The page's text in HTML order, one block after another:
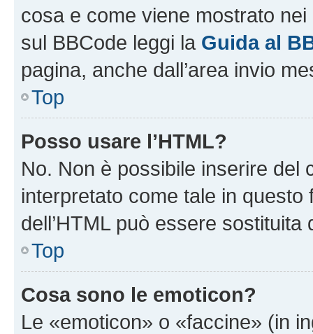
cosa e come viene mostrato
sul BBCode leggi la Guida al
pagina, anche dall’area invio
Top
Posso usare l’HTML?
No. Non è possibile inserire del
interpretato come tale in
dell’HTML può essere sostituita
Top
Cosa sono le emoticon?
Le «emoticon» o «faccine» (in